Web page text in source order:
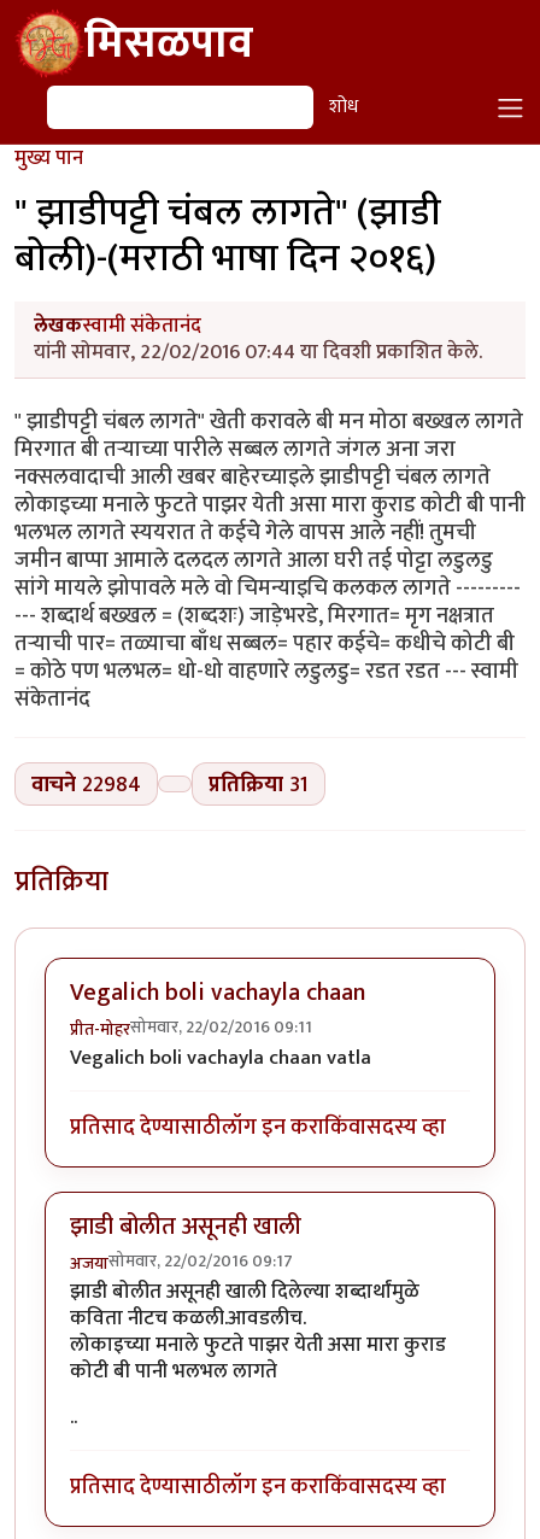
Skip to main contentमिसळपाव
शोध शोध
मुख्य पान
" झाडीपट्टी चंबल लागते" (झाडी
बोली)-(मराठी भाषा दिन २०१६)
लेखकस्वामी संकेतानंद
यांनी सोमवार, 22/02/2016 07:44 या दिवशी प्रकाशित केले.
" झाडीपट्टी चंबल लागते" खेती करावले बी मन मोठा बख्खल लागते
मिरगात बी तऱ्याच्या पारीले सब्बल लागते जंगल अना जरा
नक्सलवादाची आली खबर बाहेरच्याइले झाडीपट्टी चंबल लागते
लोकाइच्या मनाले फुटते पाझर येती असा मारा कुराड कोटी बी पानी
भलभल लागते स्ययरात ते कईचेे गेले वापस आले नहीं! तुमची
जमीन बाप्पा आमाले दलदल लागते आला घरी तई पोट्टा लडुलडु
सांगे मायले झोपावले मले वो चिमन्याइचि कलकल लागते ---------
--- शब्दार्थ बख्खल = (शब्दशः) जाड़ेभरडे, मिरगात= मृग नक्षत्रात
तऱ्याची पार= तळ्याचा बाँध सब्बल= पहार कईचे= कधीचे कोटी बी
= कोठे पण भलभल= धो-धो वाहणारे लडुलडु= रडत रडत --- स्वामी
संकेतानंद
वाचने 22984 प्रतिक्रिया 31
प्रतिक्रिया
Vegalich boli vachayla chaan
प्रीत-मोहरसोमवार, 22/02/2016 09:11
Vegalich boli vachayla chaan vatla
प्रतिसाद देण्यासाठीलॉग इन कराकिंवासदस्य व्हा
झाडी बोलीत असूनही खाली
अजयासोमवार, 22/02/2016 09:17
झाडी बोलीत असूनही खाली दिलेल्या शब्दार्थांमुळे
कविता नीटच कळली.आवडलीच.
लोकाइच्या मनाले फुटते पाझर येती असा मारा कुराड
कोटी बी पानी भलभल लागते
..
प्रतिसाद देण्यासाठीलॉग इन कराकिंवासदस्य व्हा